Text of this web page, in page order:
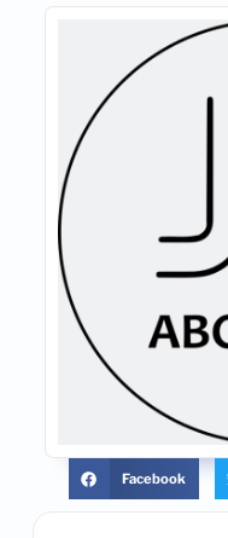
Facebook